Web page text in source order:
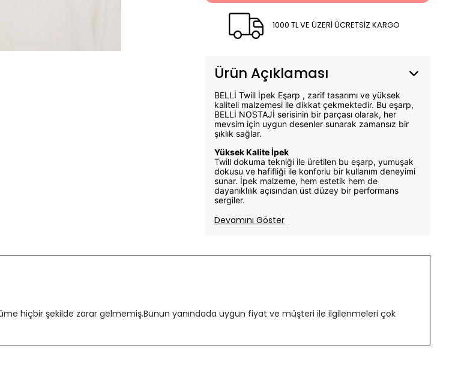
1000 TL VE ÜZERİ ÜCRETSİZ KARGO
Ürün Açıklaması
BELLİ Twill İpek Eşarp , zarif tasarımı ve yüksek
kaliteli malzemesi ile dikkat çekmektedir. Bu eşarp,
BELLİ NOSTAJİ serisinin bir parçası olarak, her
mevsim için uygun desenler sunarak zamansız bir
şıklık sağlar.
Yüksek Kalite İpek
Twill dokuma tekniği ile üretilen bu eşarp, yumuşak
dokusu ve hafifliği ile konforlu bir kullanım deneyimi
sunar. İpek malzeme, hem estetik hem de
dayanıklılık açısından üst düzey bir performans
sergiler.
Devamını Göster
hiçbir şekilde zarar gelmemiş.Bunun yanındada uygun fiyat ve müşteri ile ilgilenmeleri çok